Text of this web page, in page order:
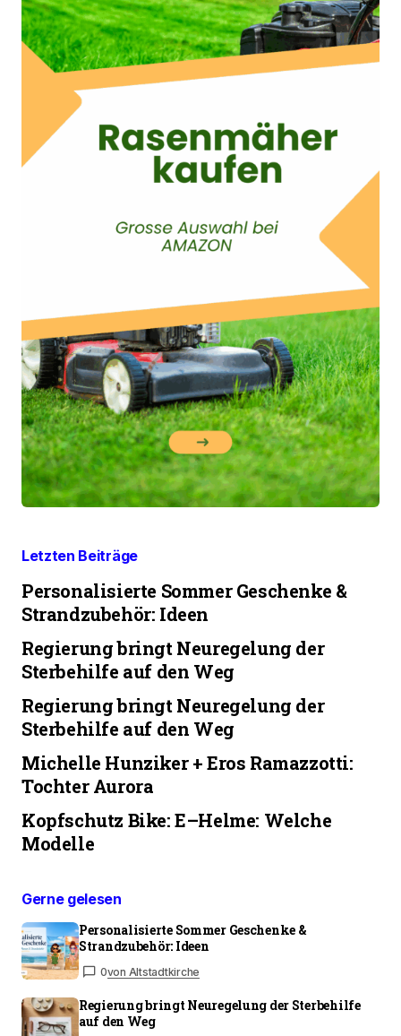
Letzten Beiträge
Personalisierte Sommer Geschenke &
Strandzubehör: Ideen
Regierung bringt Neuregelung der
Sterbehilfe auf den Weg
Regierung bringt Neuregelung der
Sterbehilfe auf den Weg
Michelle Hunziker + Eros Ramazzotti:
Tochter Aurora
Kopfschutz Bike: E–Helme: Welche
Modelle
Gerne gelesen
Personalisierte Sommer Geschenke &
Strandzubehör: Ideen
0von Altstadtkirche
Regierung bringt Neuregelung der Sterbehilfe
auf den Weg